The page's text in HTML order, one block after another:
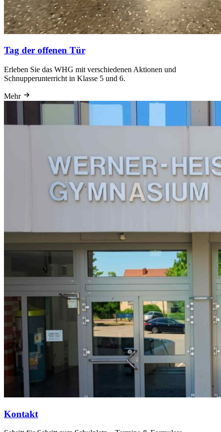
Tag der offenen Tür
Erleben Sie das WHG mit verschiedenen Aktionen und
Schnupperunterricht in Klasse 5 und 6.
Mehr
Kontakt